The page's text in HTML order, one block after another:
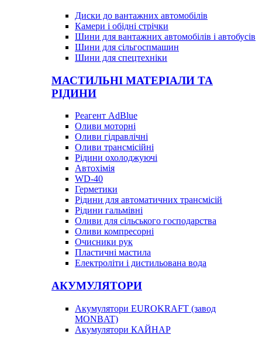
Диски до вантажних автомобілів
Камери і обідні стрічки
Шини для вантажних автомобілів і автобусів
Шини для сільгоспмашин
Шини для спецтехніки
МАСТИЛЬНІ МАТЕРІАЛИ ТА
РІДИНИ
Реагент AdBlue
Оливи моторні
Оливи гідравлічні
Оливи трансмісійні
Рідини охолоджуючі
Автохімія
WD-40
Герметики
Рідини для автоматичних трансмісій
Рідини гальмівні
Оливи для сільського господарства
Оливи компресорні
Очисники рук
Пластичні мастила
Електроліти і дистильована вода
АКУМУЛЯТОРИ
Акумулятори EUROKRAFT (завод
MONBAT)
Акумулятори КАЙНАР